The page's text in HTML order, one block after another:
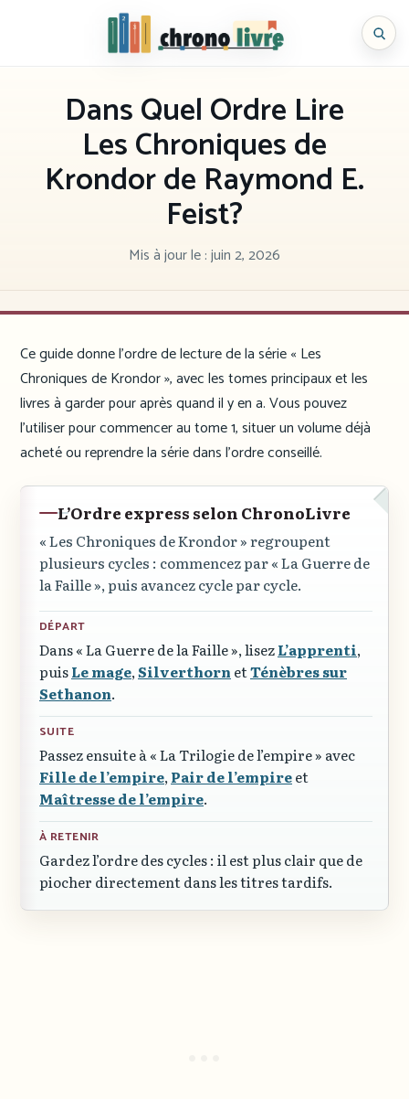
Chronolivre
Dans Quel Ordre Lire
Les Chroniques de
Krondor de Raymond E.
Feist?
Mis à jour le :juin 2, 2026
Ce guide donne l’ordre de lecture de la série « Les
Chroniques de Krondor », avec les tomes principaux et les
livres à garder pour après quand il y en a. Vous pouvez
l’utiliser pour commencer au tome 1, situer un volume déjà
acheté ou reprendre la série dans l’ordre conseillé.
L’Ordre express selon ChronoLivre
« Les Chroniques de Krondor »regroupent
plusieurs cycles : commencez par« La Guerre de
la Faille », puis avancez cycle par cycle.
DÉPART
Dans« La Guerre de la Faille », lisezL’apprenti,
puisLe mage,Silverthorn etTénèbres sur
Sethanon.
SUITE
Passez ensuite à« La Trilogie de l’empire » avec
Fille de l’empire,Pair de l’empireet
Maîtresse de l’empire.
À RETENIR
Gardez l’ordre des cycles : il est plus clair que de
piocher directement dans les titres tardifs.